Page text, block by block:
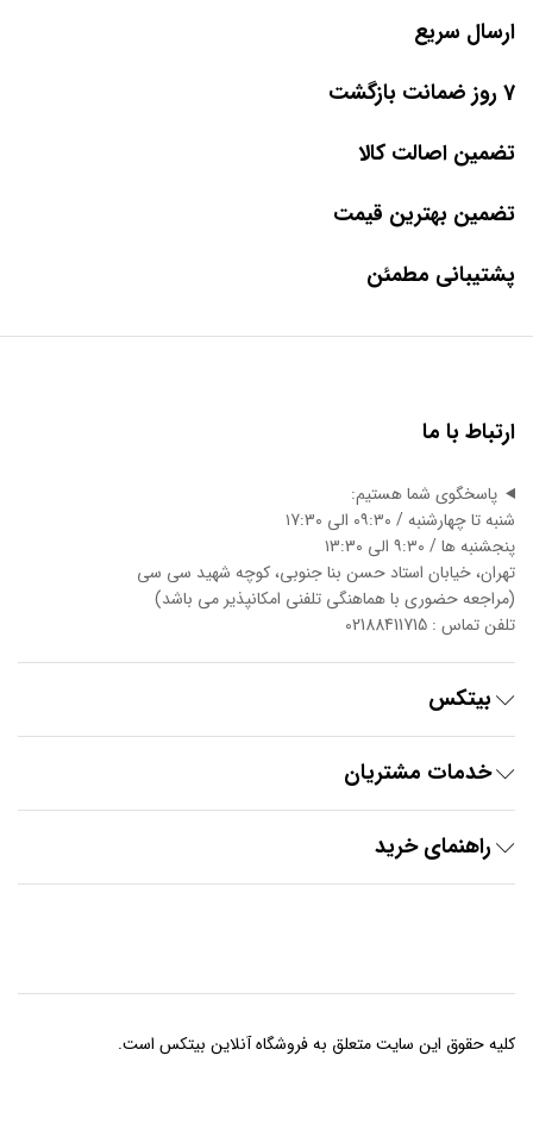
ارسال سریع
7 روز ضمانت بازگشت
تضمین اصالت کالا
تضمین بهترین قیمت
پشتیبانی مطمئن
ارتباط با ما
پاسخگوی شما هستیم:
شنبه تا چهارشنبه / ۰۹:۳۰ الی ۱7:3۰
پنجشنبه ها / ۹:۳۰ الی ۱3:3۰
تهران، خیابان استاد حسن بنا جنوبی، کوچه شهید سی سی
(مراجعه حضوری با هماهنگی تلفنی امکانپذیر می باشد)
تلفن تماس : 02188411715
بیتکس
خدمات مشتریان
راهنمای خرید
کلیه حقوق این سایت متعلق به فروشگاه آنلاین بیتکس است.